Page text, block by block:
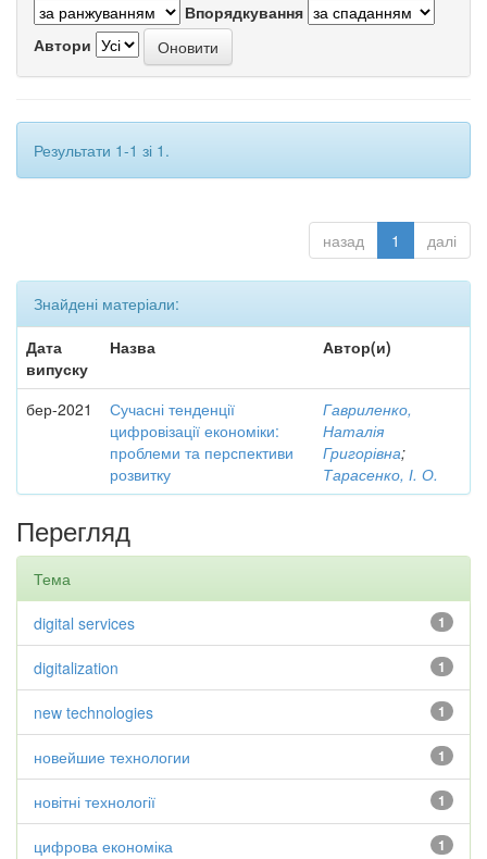
Впорядкування
Автори
Результати 1-1 зі 1.
назад 1 далі
Знайдені матеріали:
Дата
випуску
Назва Автор(и)
бер-2021
Сучасні тенденції
цифровізації економіки:
проблеми та перспективи
розвитку
Гавриленко,
Наталія
Григорівна;
Тарасенко, І. О.
Перегляд
Тема
1
digital services
1
digitalization
1
new technologies
1
новейшие технологии
1
новітні технології
1
цифрова економіка